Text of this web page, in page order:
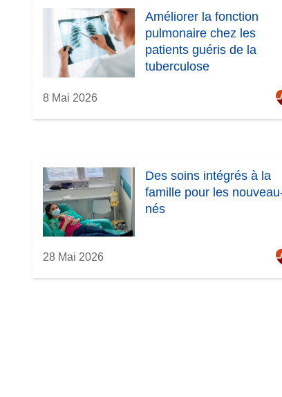
Améliorer la fonction
pulmonaire chez les
patients guéris de la
tuberculose
8 Mai 2026
Des soins intégrés à la
famille pour les
nés
28 Mai 2026